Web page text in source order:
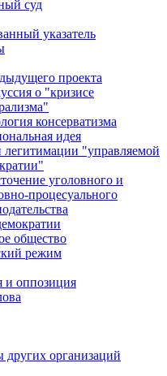
суд
указатель
проекта
о "кризисе
консерватизма
идея
легитимации "управляемой
уголовного и
процесуального
общество
режим
и оппозиция
организаций